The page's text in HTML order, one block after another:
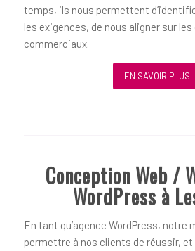
temps, ils nous permettent
les exigences, de nous aligner sur
commerciaux.
EN SAVOIR PLUS
Conception Web /
WordPress à
En tant qu’agence WordPress, notre
permettre à nos clients de réussir,